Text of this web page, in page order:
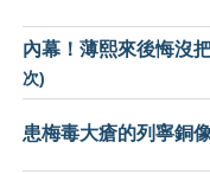
內幕！薄熙來後悔沒
次)
患梅毒大瘡的列寧銅